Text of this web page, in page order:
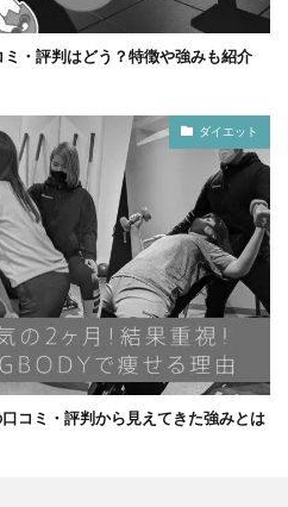
・評判はどう？特徴や強みも紹介
ダイエット
コミ・評判から見えてきた強みとは